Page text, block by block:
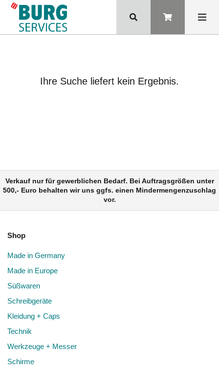
Ihre Suche liefert kein Ergebnis.
Verkauf nur für gewerblichen Bedarf. Bei Auftragsgrößen unter
500,- Euro behalten wir uns ggfs. einen Mindermengenzuschlag
vor.
Shop
Made in Germany
Made in Europe
Süßwaren
Schreibgeräte
Kleidung + Caps
Technik
Werkzeuge + Messer
Schirme